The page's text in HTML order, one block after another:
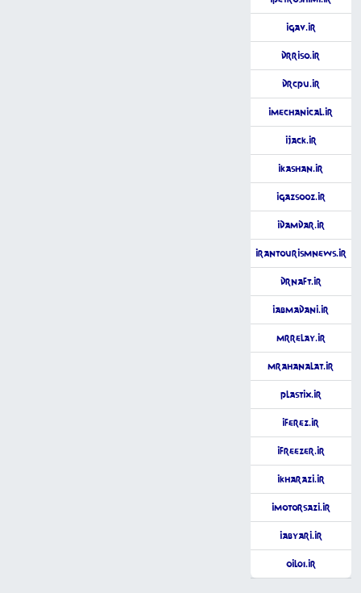
iGav.ir
DrRiso.ir
DrCPU.ir
iMechanical.ir
iJack.ir
iKashan.ir
iGazsooz.ir
iDamdar.ir
iranTourismNews.ir
DrNaft.ir
iAbMadani.ir
MrRelay.ir
MrAhanalat.ir
Plastix.ir
iFerez.ir
iFreezer.ir
iKharazi.ir
iMotorSazi.ir
iAbyari.ir
Oil01.ir